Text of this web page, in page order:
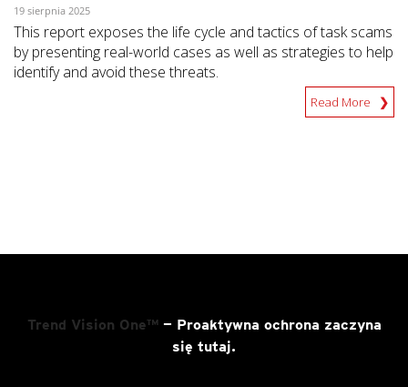
19 sierpnia 2025
This report exposes the life cycle and tactics of task scams
by presenting real-world cases as well as strategies to help
identify and avoid these threats.
Read More
Trend Vision One™— Proaktywna ochrona zaczyna
się tutaj.